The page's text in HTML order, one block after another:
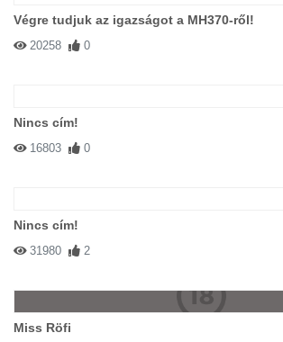
Végre tudjuk az igazságot a MH370-ről!
20258 0
Nincs cím!
16803 0
Nincs cím!
31980 2
Miss Röfi